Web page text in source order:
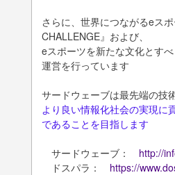
さらに、世界につながるeス
CHALLENGE』および、
eスポーツを新たな文化とす
運営を行っています
サードウェーブは最先端の技
より良い情報化社会の実現に
であることを目指します
サードウェーブ： http://
ドスパラ： https://